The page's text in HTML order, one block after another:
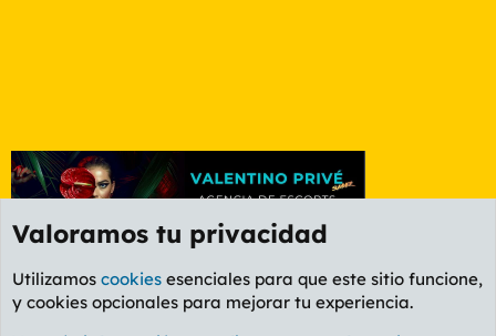
Etiquetas
Valoramos tu privacidad
Utilizamos cookies esenciales para que este sitio funcione,
y cookies opcionales para mejorar tu experiencia.